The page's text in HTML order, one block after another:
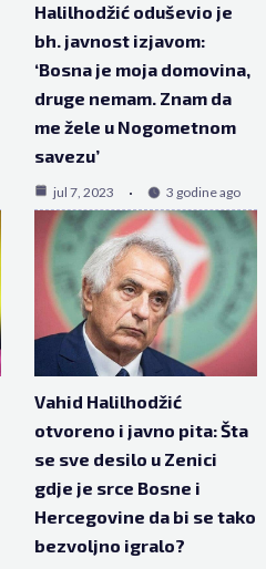
Halilhodžić oduševio je
bh. javnost izjavom:
‘Bosna je moja domovina,
druge nemam. Znam da
me žele u Nogometnom
savezu’
jul 7, 2023 3 godine ago
Vahid Halilhodžić
otvoreno i javno pita: Šta
se sve desilo u Zenici
gdje je srce Bosne i
Hercegovine da bi se tako
bezvoljno igralo?